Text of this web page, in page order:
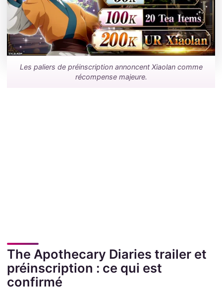
Les paliers de préinscription annoncent Xiaolan comme
récompense majeure.
The Apothecary Diaries trailer et
préinscription : ce qui est
confirmé